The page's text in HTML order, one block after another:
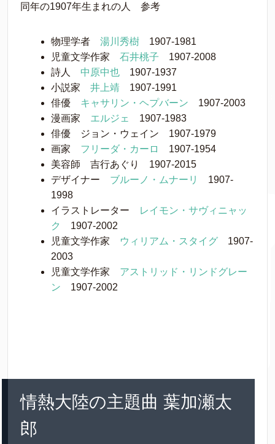
同年の1907年生まれの人 参考
物理学者 湯川秀樹 1907-1981
児童文学作家 石井桃子 1907-2008
詩人 中原中也 1907-1937
小説家 井上靖 1907-1991
俳優 キャサリン・ヘプバーン 1907-2003
漫画家 エルジェ
1907-1983
俳優 ジョン・ウェイン 1907-1979
画家 フリーダ・カーロ
1907-1954
美容師 吉行あぐり 1907-2015
デザイナー ブルーノ・ムナーリ
1907-
1998
イラストレーター
レイモン・サヴィニャッ
ク
1907-2002
児童文学作家
ウィリアム・スタイグ 1907-
2003
児童文学作家 アストリッド・リンドグレー
ン 1907-2002
情熱大陸の主題曲 葉加瀬太
郎